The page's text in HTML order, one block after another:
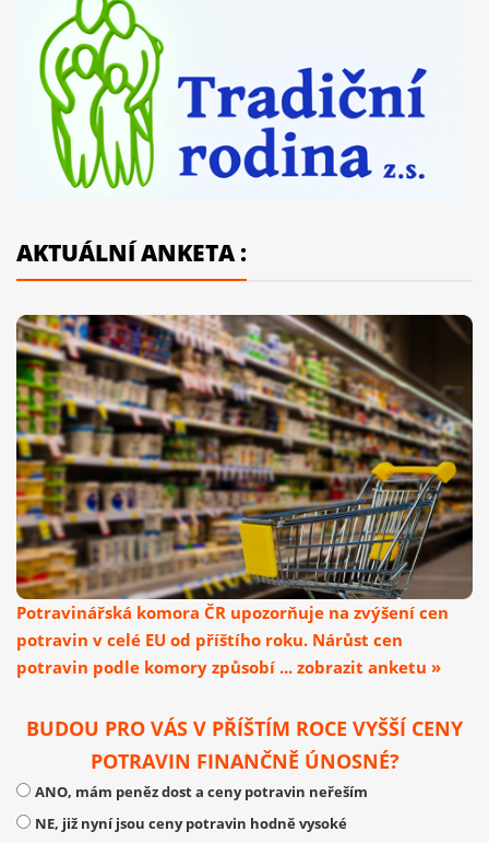
AKTUÁLNÍ ANKETA :
Potravinářská komora ČR upozorňuje na zvýšení cen
potravin v celé EU od příštího roku. Nárůst cen
potravin podle komory způsobí ... zobrazit anketu »
BUDOU PRO VÁS V PŘÍŠTÍM ROCE VYŠŠÍ CENY
POTRAVIN FINANČNĚ ÚNOSNÉ?
ANO, mám peněz dost a ceny potravin neřeším
NE, již nyní jsou ceny potravin hodně vysoké